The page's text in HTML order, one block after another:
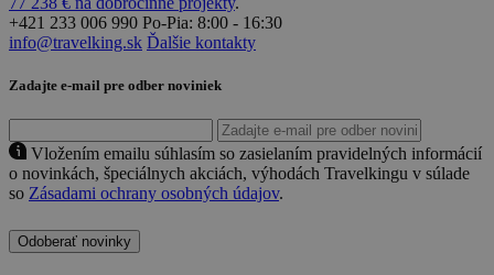
+421 233 006 990 Po-Pia: 8:00 - 16:30
info@travelking.sk Ďalšie kontakty
Zadajte e-mail pre odber noviniek
Vložením emailu súhlasím so zasielaním pravidelných informácií
o novinkách, špeciálnych akciách, výhodách Travelkingu v súlade
so Zásadami ochrany osobných údajov.
Odoberať novinky